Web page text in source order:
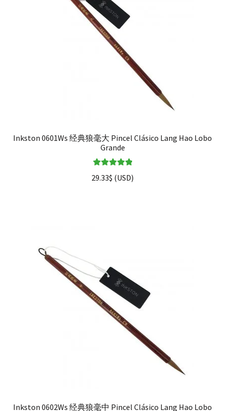
Inkston 0601Ws 经典狼毫大 Pincel Clásico Lang Hao Lobo
Grande
5.00
de 5
29.33$ (USD)
Inkston 0602Ws 经典狼毫中 Pincel Clásico Lang Hao Lobo